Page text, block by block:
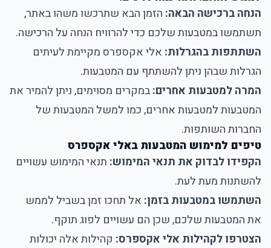
הנחה ברכישה הבאה: הזמן הבא שתרכשו משהו באתר,
תשתמשו במטבעות שלכם כדי להרוויח הנחה על הרכישה.
השתתפות בהגרלות: אלי אקספרס מקיימת לעיתים
הגרלות שבהן ניתן להשתתף עם המטבעות.
המרה למטבעות אחרים:במקרים מסוימים, ניתן להמיר את
המטבעות למטבעות אחרים, כמו למשל המטבעות של
החברות השותפות.
טיפים למימוש המטבעות באלי אקספרס
הקפידו לבדוק את תנאי המימוש: תנאי המימוש עשויים
להשתנות מעת לעת.
השתמשו במטבעות בזמן: אל תחכו זמן בשביל לממש
את המטבעות שלכם, שכן הם עשויים לפוג תוקף.
הצטרפו לקהילות אלי אקספרס: קהילות אלה יכולות